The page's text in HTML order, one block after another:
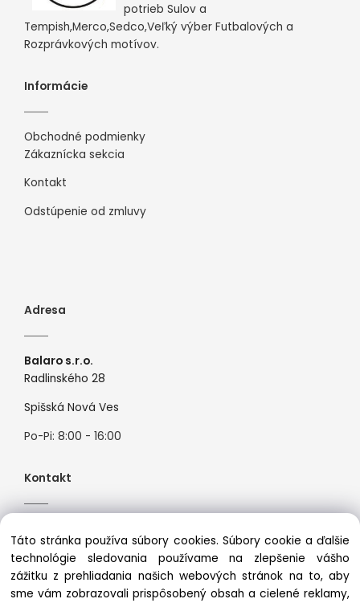
potrieb Sulov a
Tempish,Merco,Sedco,Veľký výber Futbalových a
Rozprávkových motívov.
Informácie
Obchodné podmienky
Zákaznícka sekcia
Kontakt
Odstúpenie od zmluvy
Adresa
Balaro s.r.o.
Radlinského 28
Spišská Nová Ves
Po-Pi: 8:00 - 16:00
Kontakt
Mail:info@premiosport.sk
Táto stránka používa súbory cookies. Súbory cookie a ďalšie
technológie sledovania používame na zlepšenie vášho
zážitku z prehliadania našich webových stránok na to, aby
sme vám zobrazovali prispôsobený obsah a cielené reklamy,